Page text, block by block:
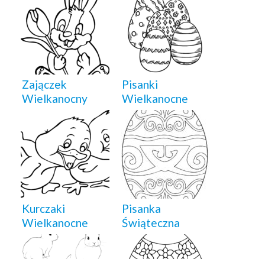
Zajączek
Wielkanocny
Pisanki
Wielkanocne
Kurczaki
Wielkanocne
Pisanka
Świąteczna